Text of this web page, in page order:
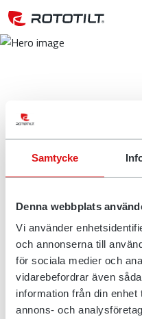
Samtycke
Denna webbplats
Vi använder
och annonserna till
för sociala medier och
vidarebefordrar även
information från din
annons- och